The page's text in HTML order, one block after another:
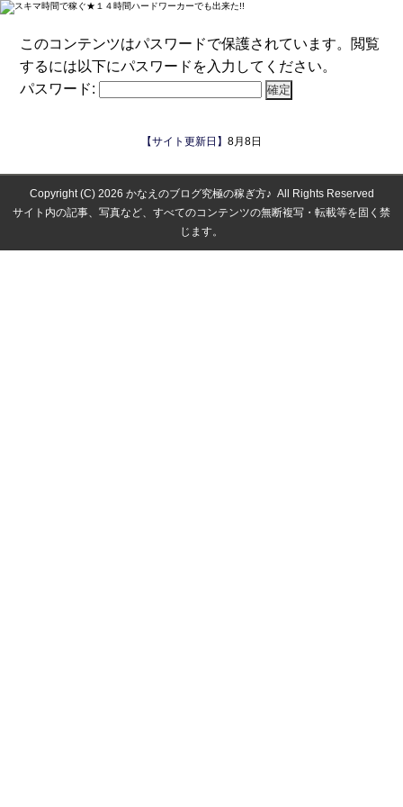
このコンテンツはパスワードで保護されています。閲覧
するには以下にパスワードを入力してください。
パスワード:
【サイト更新日】 8月8日
Copyright (C) 2026 かなえのブログ究極の稼ぎ方♪ All Rights Reserved
サイト内の記事、写真など、すべてのコンテンツの無断複写・転載等を固く禁
じます。